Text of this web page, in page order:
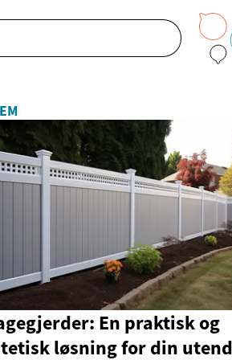
En praktisk og
løsning for din